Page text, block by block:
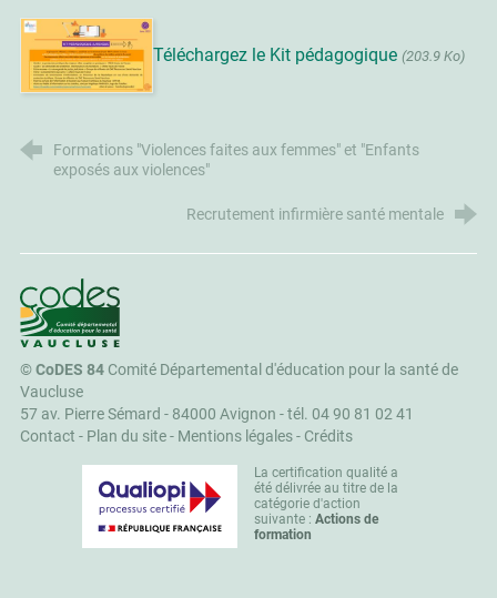
Téléchargez le Kit pédagogique (203.9 Ko)
Formations "Violences faites aux femmes" et "Enfants
exposés aux violences"
Recrutement infirmière santé mentale
CoDES 84
©CoDES 84Comité Départemental d'éducation pour la santé de
Vaucluse
57 av. Pierre Sémard - 84000 Avignon -tél. 04 90 81 02 41
Contact - Plan du site- Mentions légales- Crédits
La certification qualité a
été délivrée au titre de la
catégorie d'action
suivante : Actions de
formation